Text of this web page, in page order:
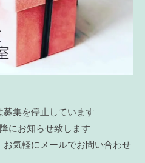
集を停止しています
にお知らせ致します
気軽にメールでお問い合わせ